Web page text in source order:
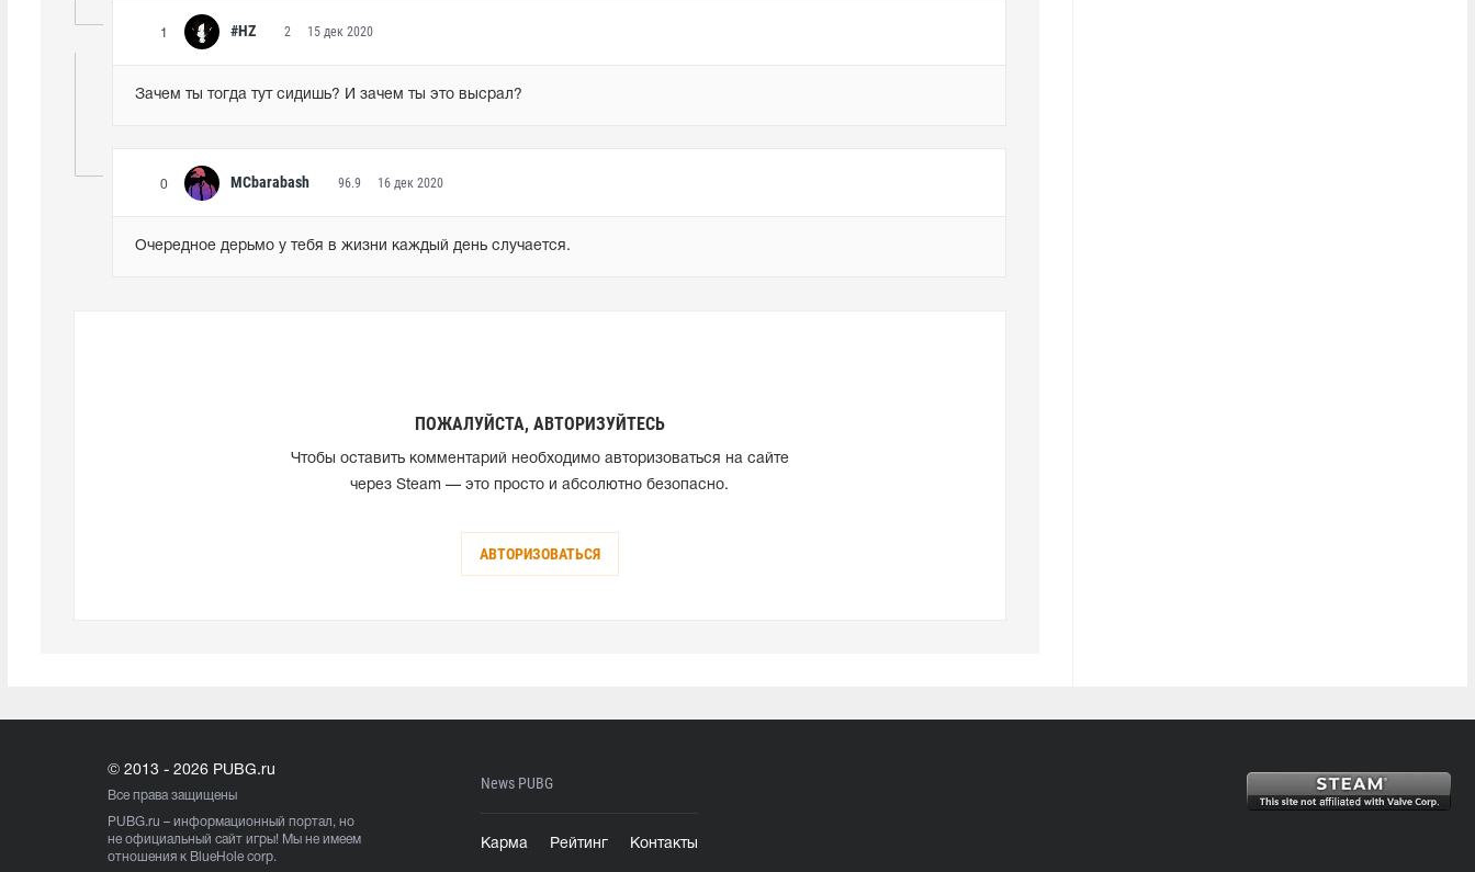
1 #HZ 2 15 дек 2020
Зачем ты тогда тут сидишь? И зачем ты это высрал?
0 MCbarabash 96.9 16 дек 2020
Очередное дерьмо у тебя в жизни каждый день случается.
ПОЖАЛУЙСТА, АВТОРИЗУЙТЕСЬ
Чтобы оставить комментарий необходимо авторизоваться на сайте
через Steam — это просто и абсолютно безопасно.
АВТОРИЗОВАТЬСЯ
© 2013 - 2026 PUBG.ru
Все права защищены
PUBG.ru – информационный портал, но
не официальный сайт игры! Мы не имеем
отношения к BlueHole corp.
News PUBG
Карма Рейтинг Контакты